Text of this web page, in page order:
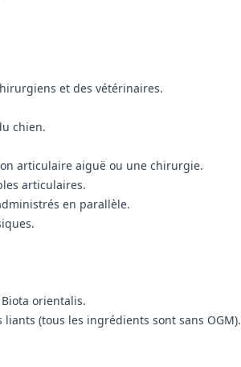
et des vétérinaires.
chien.
articulaire aiguë ou une chirurgie.
articulaires.
en parallèle.
orientalis.
(tous les ingrédients sont sans OGM).